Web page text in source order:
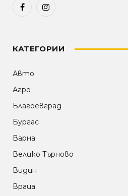
FacebookInstagram
КАТЕГОРИИ
Авто
Агро
Благоевград
Бургас
Варна
Велико Търново
Видин
Враца